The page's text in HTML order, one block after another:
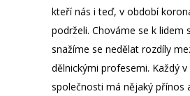
kteří nás i teď, v období
podrželi. Chováme se k lidem
snažíme se nedělat rozdíly
dělnickými profesemi. Každý v
společnosti má nějaký přínos